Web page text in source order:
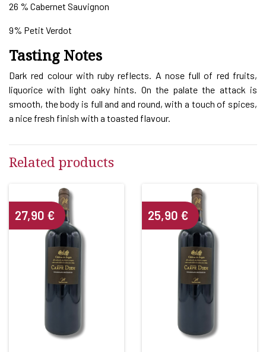
26 % Cabernet Sauvignon
9% Petit Verdot
Tasting Notes
Dark red colour with ruby reflects. A nose full of red fruits,
liquorice with light oaky hints. On the palate the attack is
smooth, the body is full and and round, with a touch of spices,
a nice fresh finish with a toasted flavour.
Related products
27,90 € 25,90 €